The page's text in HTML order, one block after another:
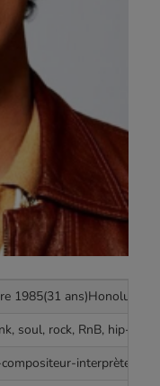
1985(31 ans)Honolulu,
soul, rock, RnB, hip-hop
interprète,